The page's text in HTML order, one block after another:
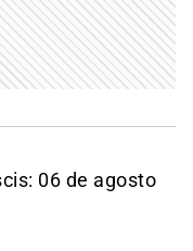
06 de agosto